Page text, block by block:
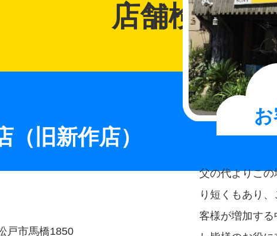
店舗検索
（旧新作店）
戸市馬橋1850
父の代よりこ
り短くもあり
客様が増加す